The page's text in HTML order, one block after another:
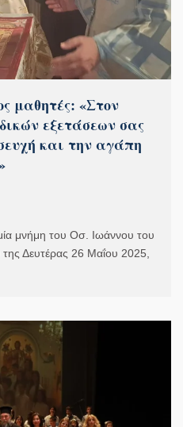
μαθητές: «Στον
εξετάσεων σας
και την αγάπη
μνήμη του Οσ. Ιωάννου του
Δευτέρας 26 Μαΐου 2025,